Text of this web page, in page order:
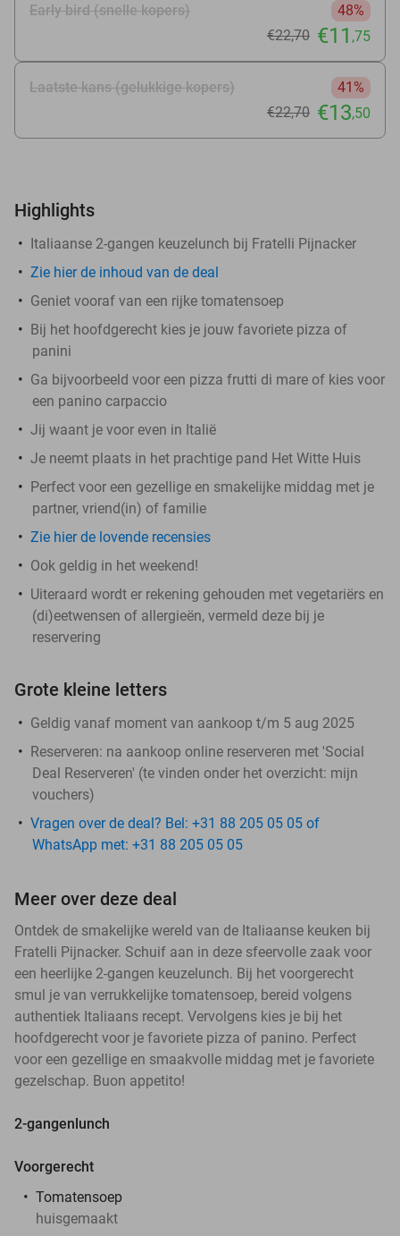
Early bird (snelle kopers)
48%
€22,70 €11 ,75
Laatste kans (gelukkige kopers)
41%
€22,70 €13,50
Highlights
Italiaanse 2-gangen keuzelunch bij Fratelli Pijnacker
Zie hierde inhoud van de deal
Geniet vooraf van een rijke tomatensoep
Bij het hoofdgerecht kies je jouw favoriete pizza of
panini
Ga bijvoorbeeld voor een pizza frutti di mare of kies voor
een panino carpaccio
Jij waant je voor even in Italië
Je neemt plaats in het prachtige pand Het Witte Huis
Perfect voor een gezellige en smakelijke middag met je
partner, vriend(in) of familie
Zie hier de lovende recensies
Ook geldig in het weekend!
Uiteraard wordt er rekening gehouden met vegetariërs en
(di)eetwensen of allergieën, vermeld deze bij je
reservering
Grote kleine letters
Geldig vanaf moment van aankoop t/m 5 aug 2025
Reserveren: na aankoop online reserveren met 'Social
Deal Reserveren' (te vinden onder het overzicht: mijn
vouchers)
Vragen over de deal? Bel: +31 88 205 05 05 of
WhatsApp met: +31 88 205 05 05
Meer over deze deal
Ontdek de smakelijke wereld van de Italiaanse keuken bij
Fratelli Pijnacker. Schuif aan in deze sfeervolle zaak voor
een heerlijke 2-gangen keuzelunch. Bij het voorgerecht
smul je van verrukkelijke tomatensoep, bereid volgens
authentiek Italiaans recept. Vervolgens kies je bij het
hoofdgerecht voor je favoriete pizza of panino. Perfect
voor een gezellige en smaakvolle middag met je favoriete
gezelschap. Buon appetito!
2-gangenlunch
Voorgerecht
Tomatensoep
huisgemaakt